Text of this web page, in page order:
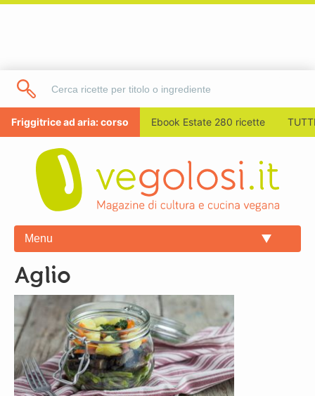
Friggitrice ad aria: corso Ebook Estate 280 ricette
Menu
aglio